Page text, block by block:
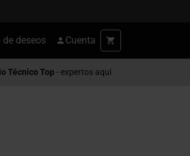
de deseos Cuenta
Técnico Top - expertos aquí